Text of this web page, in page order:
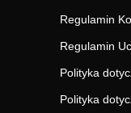
Regulamin
Regulamin
Polityka
Polityka